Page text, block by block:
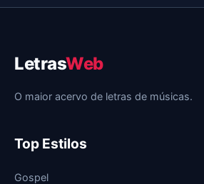
LetrasWeb
O maior acervo de letras de músicas.
Top Estilos
Gospel